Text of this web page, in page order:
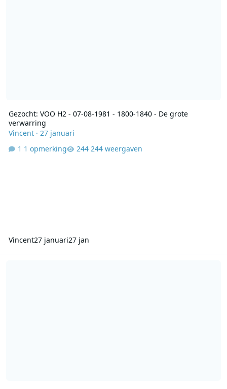
Gezocht: VOO H2 - 07-08-1981 - 1800-1840 - De grote
verwarring
Vincent· 27 januari
1 opmerking
244 weergaven
Vincent27 januari27 jan